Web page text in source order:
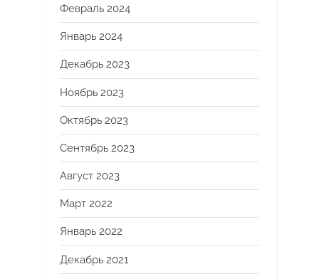
Февраль 2024
Январь 2024
Декабрь 2023
Ноябрь 2023
Октябрь 2023
Сентябрь 2023
Август 2023
Март 2022
Январь 2022
Декабрь 2021